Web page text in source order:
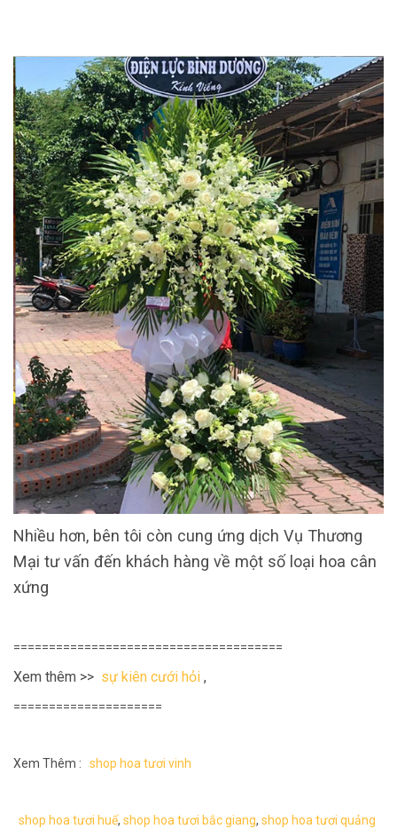
Nhiều hơn, bên tôi còn cung ứng dịch Vụ Thương
Mại tư vấn đến khách hàng về một số loại hoa cân
xứng
======================================
Xem thêm >> sự kiên cưới hỏi ,
=====================
Xem Thêm : shop hoa tươi vinh
shop hoa tươi huế, shop hoa tươi bắc giang, shop hoa tươi quảng